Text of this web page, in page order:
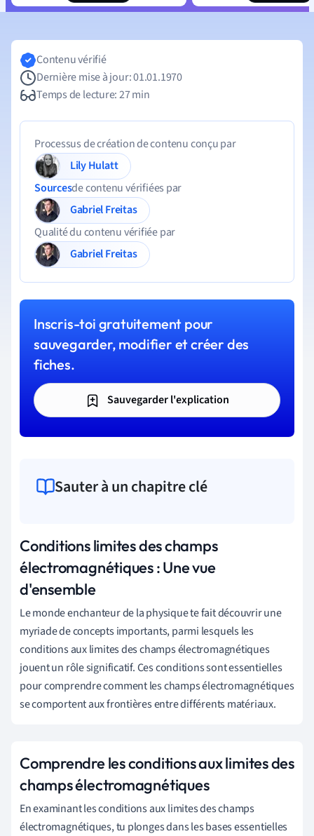
Contenu vérifié
Dernière mise à jour: 01.01.1970
Temps de lecture: 27 min
Processus de création de contenu conçu par
Lily Hulatt
Sourcesde contenu vérifiées par
Gabriel Freitas
Qualité du contenu vérifiée par
Gabriel Freitas
Inscris-toi gratuitement pour
sauvegarder, modifier et créer des
fiches.
Sauvegarder l'explication
Sauter à un chapitre clé
Conditions limites des champs
électromagnétiques : Une vue
d'ensemble
Le monde enchanteur de la physique te fait découvrir une
myriade de concepts importants, parmi lesquels les
conditions aux limites des champs électromagnétiques
jouent un rôle significatif. Ces conditions sont essentielles
pour comprendre comment les champs électromagnétiques
se comportent aux frontières entre différents matériaux.
Comprendre les conditions aux limites des
champs électromagnétiques
En examinant les conditions aux limites des champs
électromagnétiques, tu plonges dans les bases essentielles